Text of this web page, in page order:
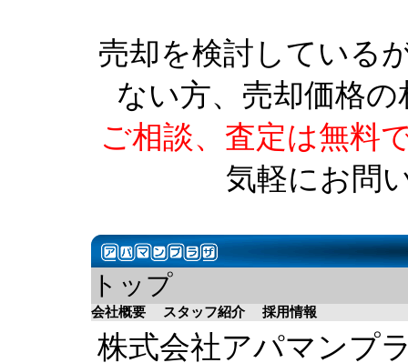
売却を検討している
ない方、売却価格
ご相談、査定は無料
気軽にお問
トップ
会社概要 スタッフ紹介 採用情報
株式会社アパマンプ